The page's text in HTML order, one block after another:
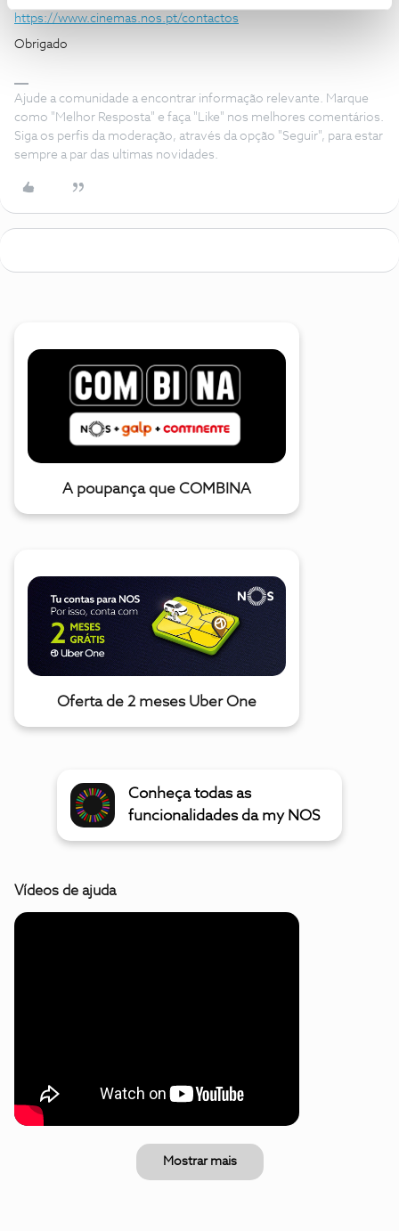
https://www.cinemas.nos.pt/contactos
Obrigado
Ajude a comunidade a encontrar informação relevante. Marque
como "Melhor Resposta" e faça "Like" nos melhores comentários.
Siga os perfis da moderação, através da opção "Seguir", para estar
sempre a par das ultimas novidades.
A poupança que COMBINA
Oferta de 2 meses Uber One
Conheça todas as
funcionalidades da my NOS
Vídeos de ajuda
Mostrar mais